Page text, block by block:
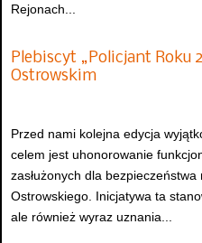
Rejonach...
Plebiscyt „Policjant Roku
Ostrowskim
Przed nami kolejna edycja
celem jest uhonorowanie
zasłużonych dla
Ostrowskiego. Inicjatywa ta
ale również wyraz uznania...